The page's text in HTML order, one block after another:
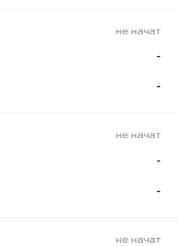
не начат
-
-
не начат
-
-
не начат